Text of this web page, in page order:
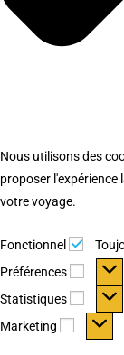
Nous utilisons des
proposer l'expérience
votre voyage.
Fonctionnel
Préférences
Statistiques
Marketing